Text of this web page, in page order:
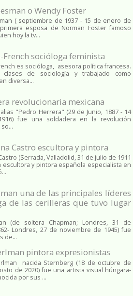
o Wendy Foster
( septiembre de 1937 - 15 de enero de
esposa de Norman Foster famoso
hoy la tv...
French socióloga feminista
es socióloga, asesora política francesa.
clases de sociología y trabajado como
diversa...
revolucionaria mexicana
"Pedro Herrera" (29 de Junio, 1887 - 14
fue una soldadera en la revolución
Castro escultora y pintora
(Serrada, Valladolid, 31 de julio de 1911
escultora y pintora española especialista en
una de las principales líderes
de las cerilleras que tuvo lugar
(de soltera Chapman; Londres, 31 de
Londres, 27 de noviembre de 1945)​ fue
de...
pintora expresionistas
nacida Sternberg (18 de octubre de
de 2020) fue una artista visual húngara-
por sus ...